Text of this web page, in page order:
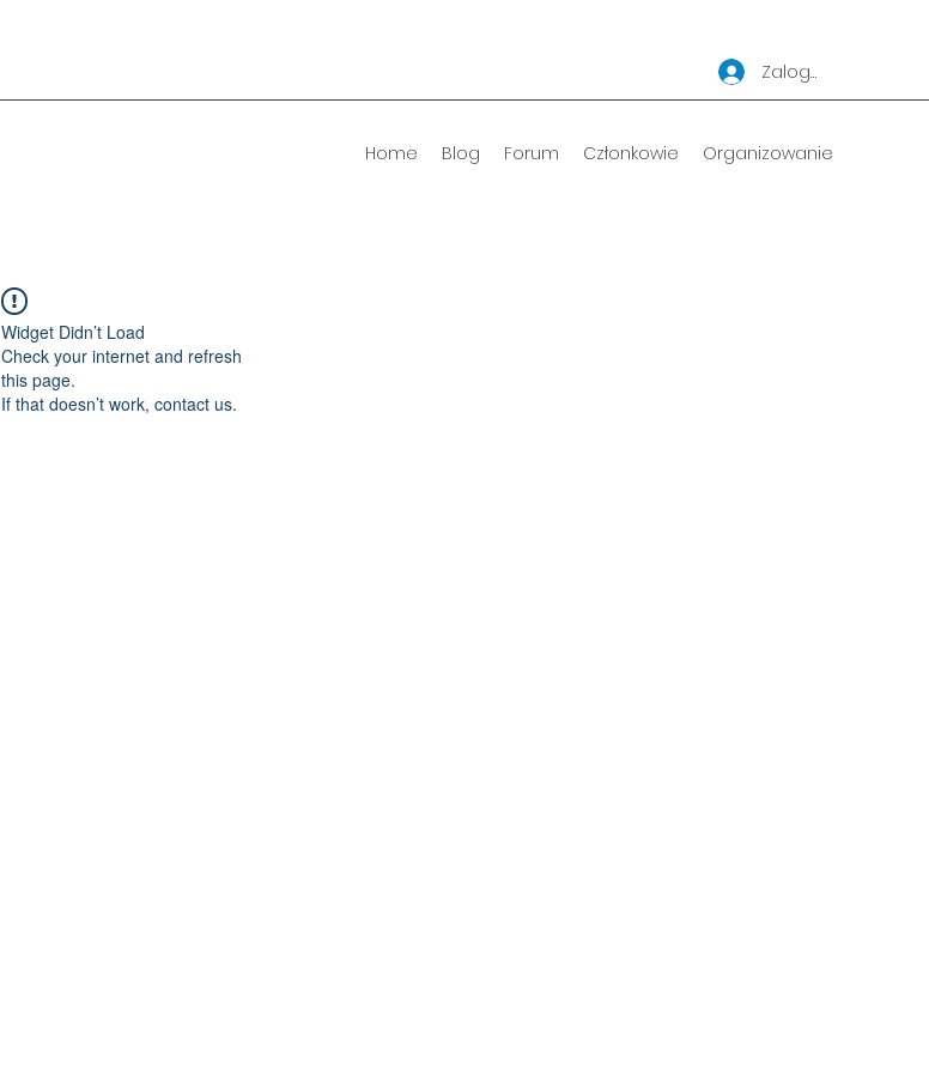
Zaloguj się
Home Blog Forum Członkowie Organizowanie
Widget Didn’t Load
Check your internet and refresh
this page.
If that doesn’t work, contact us.